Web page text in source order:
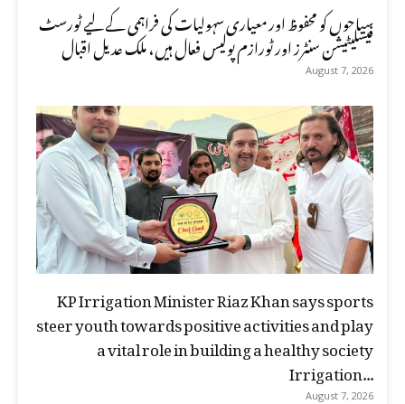
سیاحوں کو محفوظ اور معیاری سہولیات کی فراہمی کے لیے ٹورسٹ
فیسلیٹیشن سنٹرز اور ٹورازم پولیس فعال ہیں، ملک عدیل اقبال
August 7, 2026
KP Irrigation Minister Riaz Khan says sports
steer youth towards positive activities and play
a vital role in building a healthy society
Irrigation...
August 7, 2026